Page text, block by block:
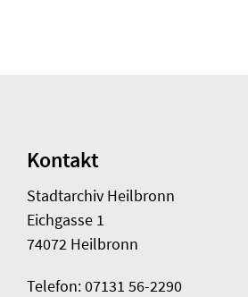
Kontakt
Stadtarchiv Heilbronn
Eichgasse 1
74072 Heilbronn
Telefon: 07131 56-2290